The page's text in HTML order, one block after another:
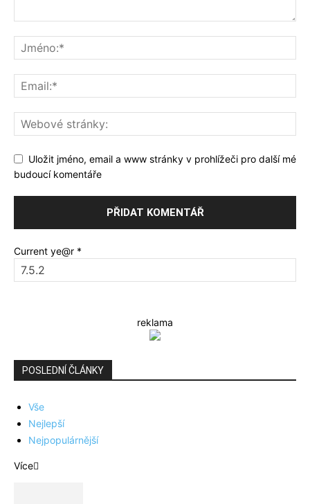
Uložit jméno, email a www stránky v prohlížeči pro další mé
budoucí komentáře
Current ye@r *
reklama
POSLEDNÍ ČLÁNKY
Vše
Nejlepší
Nejpopulárnější
Více